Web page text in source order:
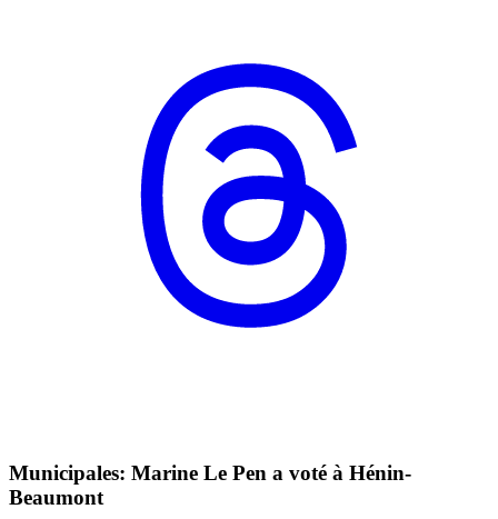
Municipales: Marine Le Pen a voté à Hénin-
Beaumont